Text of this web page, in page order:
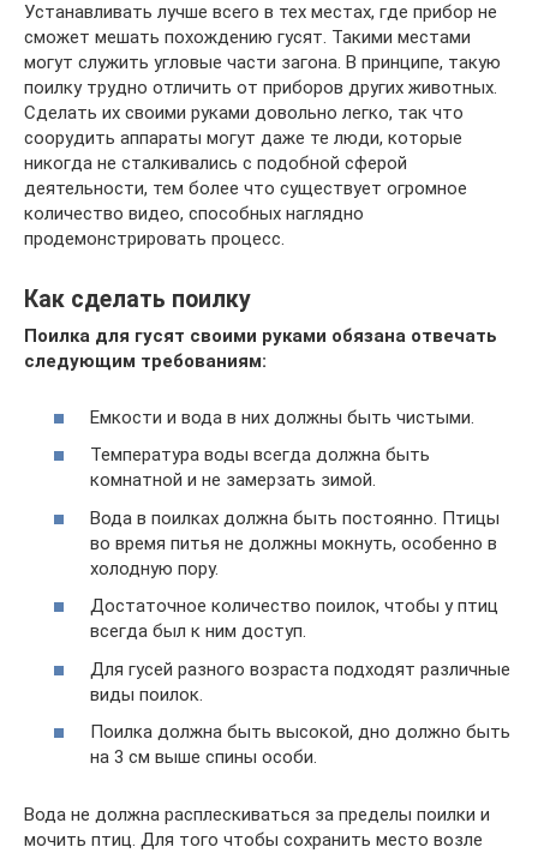
Устанавливать лучше всего в тех местах, где прибор не
сможет мешать похождению гусят. Такими местами
могут служить угловые части загона. В принципе, такую
поилку трудно отличить от приборов других животных.
Сделать их своими руками довольно легко, так что
соорудить аппараты могут даже те люди, которые
никогда не сталкивались с подобной сферой
деятельности, тем более что существует огромное
количество видео, способных наглядно
продемонстрировать процесс.
Как сделать поилку
Поилка для гусят своими руками обязана отвечать
следующим требованиям:
Емкости и вода в них должны быть чистыми.
Температура воды всегда должна быть
комнатной и не замерзать зимой.
Вода в поилках должна быть постоянно. Птицы
во время питья не должны мокнуть, особенно в
холодную пору.
Достаточное количество поилок, чтобы у птиц
всегда был к ним доступ.
Для гусей разного возраста подходят различные
виды поилок.
Поилка должна быть высокой, дно должно быть
на 3 см выше спины особи.
Вода не должна расплескиваться за пределы поилки и
мочить птиц. Для того чтобы сохранить место возле